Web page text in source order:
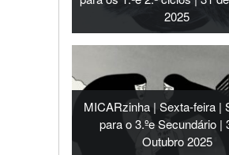
2025
MICARzinha | Sexta-feira |
para o 3.ºe Secundário |
Outubro 2025